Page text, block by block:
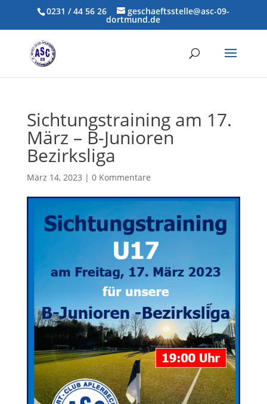
0231 / 44 56 26 geschaeftsstelle@asc-09-
dortmund.de
Sichtungstraining am 17.
März – B-Junioren
Bezirksliga
März 14, 2023 | 0 Kommentare